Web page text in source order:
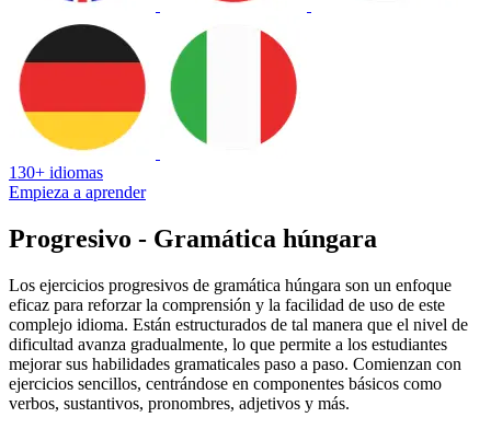
130+ idiomas
Empieza a aprender
Progresivo - Gramática húngara
Los ejercicios progresivos de gramática húngara son un enfoque
eficaz para reforzar la comprensión y la facilidad de uso de este
complejo idioma. Están estructurados de tal manera que el nivel de
dificultad avanza gradualmente, lo que permite a los estudiantes
mejorar sus habilidades gramaticales paso a paso. Comienzan con
ejercicios sencillos, centrándose en componentes básicos como
verbos, sustantivos, pronombres, adjetivos y más.